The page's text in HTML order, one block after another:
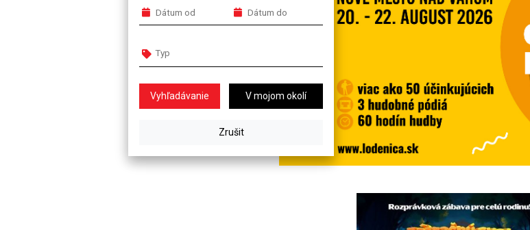
V mojom okolí